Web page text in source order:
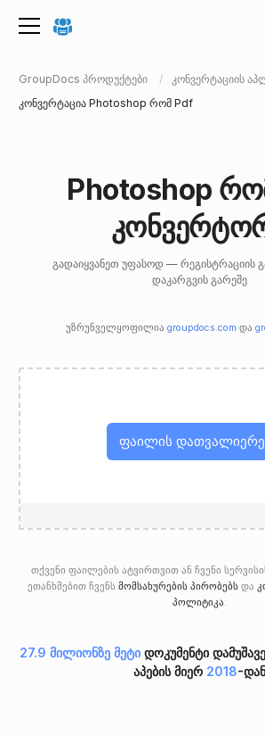
GroupDocs პროდუქტები
კონვერტაციის
კონვერტაცია Photoshop რომ Pdf
Photoshop
გადაიყვანეთ უფასოდ — რეგისტრაციის
დაკარგვის გარეშე
უზრუნველყოფილია groupdocs.com და
ფაილის
თქვენი ფაილების ატვირთვით ან ჩვენი
ეთანხმებით ჩვენს მომსახურების პირობებსდა
პოლიტიკა.
27.9 მილიონზე მეტი დოკუმენტი
აპების მიერ 2018-დან